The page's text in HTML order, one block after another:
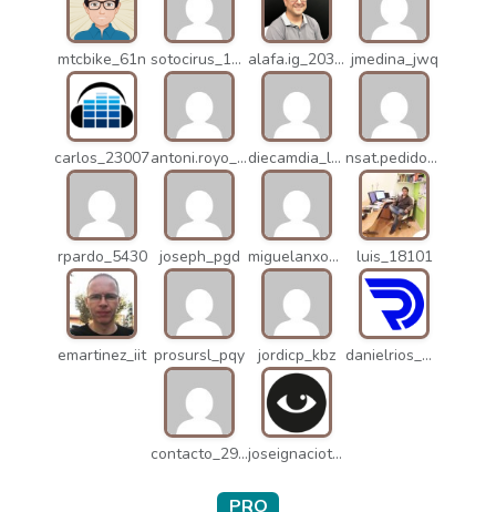
mtcbike_61n sotocirus_11872 alafa.ig_20338 jmedina_jwq
carlos_23007 antoni.royo_10023 diecamdia_l27 nsat.pedidos_1235
rpardo_5430 joseph_pgd miguelanxogomez_21982 luis_18101
emartinez_iit prosursl_pqy jordicp_kbz danielrios_mqb
contacto_2906 joseignaciot_q66
PRO